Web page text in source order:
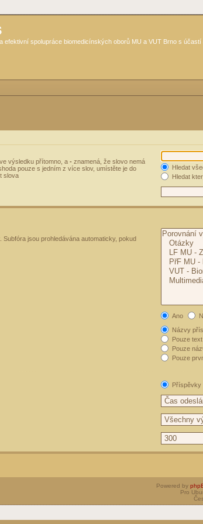
efektivní spolupráce biomedicínských oborů MU a VUT Brno s
výsledku přítomno, a - znamená, že slovo nemá
pouze s jedním z více slov, umístěte je do
slova
Hledat
Hledat
jsou prohledávána automaticky, pokud
Ano
Názvy
Pouze
Pouze
Pouze
Příspěvky
Powered by
Pro